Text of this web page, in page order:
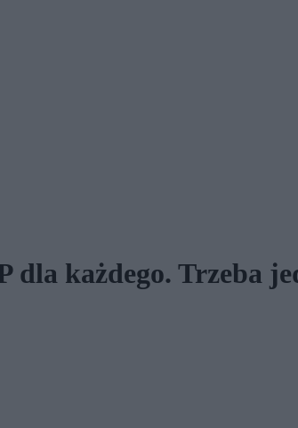
dla każdego. Trzeba